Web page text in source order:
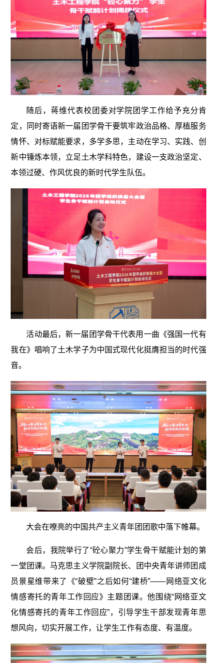
随后，蒋维代表校团委对学院团学工作给予充分肯
定，同时寄语新一届团学骨干要筑牢政治品格、厚植服务
情怀、对标赋能要求，多学多思，主动在学习、实践、创
新中锤炼本领，立足土木学科特色，建设一支政治坚定、
本领过硬、作风优良的新时代学生队伍。
活动最后，新一届团学骨干代表用一曲《强国一代有
我在》唱响了土木学子为中国式现代化挺膺担当的时代强
音。
大会在嘹亮的中国共产主义青年团团歌中落下帷幕。
会后，我院举行了“砼心聚力”学生骨干赋能计划的第
一堂团课。马克思主义学院副院长、团中央青年讲师团成
员景星维带来了《“破壁”之后如何“建桥”——网络亚文化
情感寄托的青年工作回应》主题团课。他围绕“网络亚文
化情感寄托的青年工作回应”，引导学生干部发现青年思
想风向，切实开展工作，让学生工作有态度、有温度。